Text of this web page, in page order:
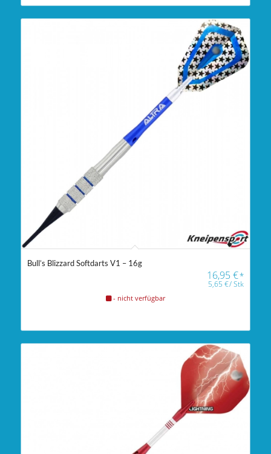
Bull’s Blizzard Softdarts V1 – 16g
16,95€*
5,65€/Stk
- nicht verfügbar